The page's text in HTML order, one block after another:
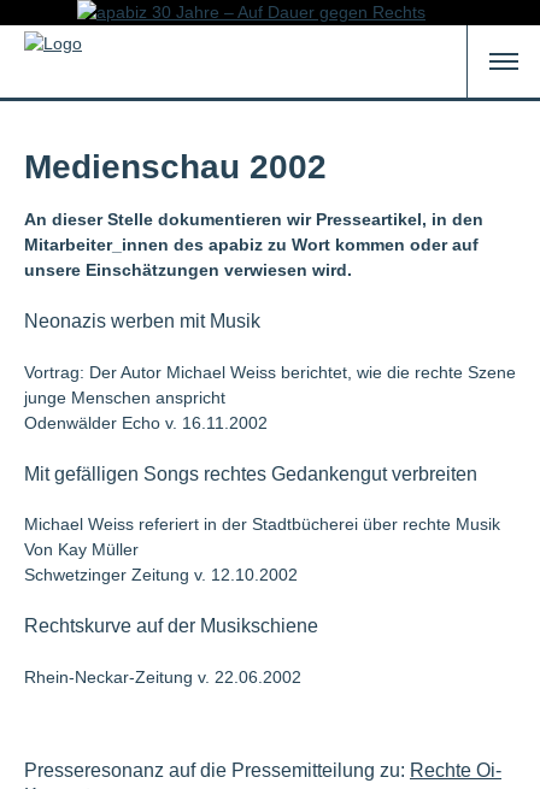
Medienschau 2002
An dieser Stelle dokumentieren wir Presseartikel, in den
Mitarbeiter_innen des apabiz zu Wort kommen oder auf
unsere Einschätzungen verwiesen wird.
Neonazis werben mit Musik
Vortrag: Der Autor Michael Weiss berichtet, wie die rechte Szene
junge Menschen anspricht
Odenwälder Echo v. 16.11.2002
Mit gefälligen Songs rechtes Gedankengut verbreiten
Michael Weiss referiert in der Stadtbücherei über rechte Musik
Von Kay Müller
Schwetzinger Zeitung v. 12.10.2002
Rechtskurve auf der Musikschiene
Rhein-Neckar-Zeitung v. 22.06.2002
Presseresonanz auf die Pressemitteilung zu: Rechte Oi-